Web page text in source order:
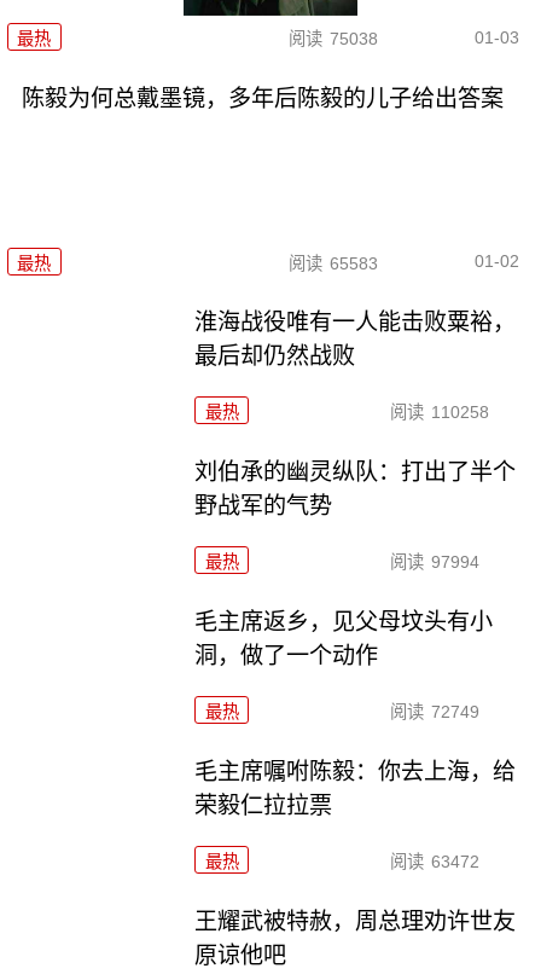
最热 阅读 75038 01-03
陈毅为何总戴墨镜，多年后陈毅的儿子给出答案
最热 阅读 65583 01-02
淮海战役唯有一人能击败粟裕，
最后却仍然战败
最热 阅读 110258
刘伯承的幽灵纵队：打出了半个
野战军的气势
最热 阅读 97994
毛主席返乡，见父母坟头有小
洞，做了一个动作
最热 阅读 72749
毛主席嘱咐陈毅：你去上海，给
荣毅仁拉拉票
最热 阅读 63472
王耀武被特赦，周总理劝许世友
原谅他吧